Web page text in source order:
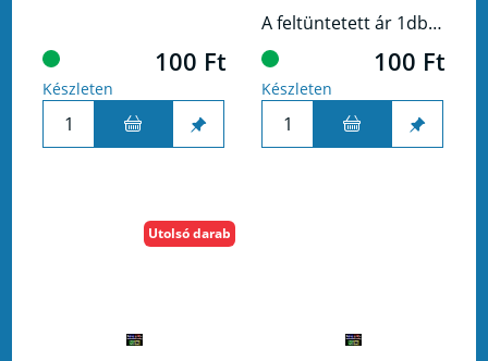
100 Ft
Készleten
A feltüntetett ár 1db termékre vonatkozik!
100 Ft
Készleten
Utolsó darab